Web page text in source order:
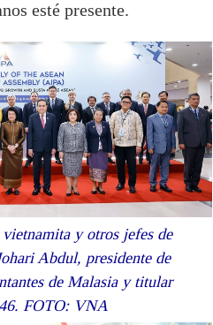
esté presente.
y otros jefes de
Abdul, presidente de
de Malasia y titular
FOTO: VNA